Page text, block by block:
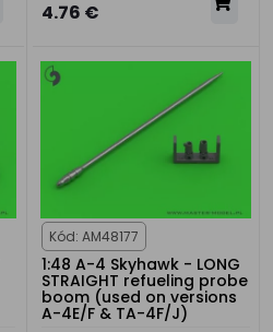
4.76 €
Kód: AM48177
1:48 A-4 Skyhawk - LONG
STRAIGHT refueling probe
boom (used on versions
A-4E/F & TA-4F/J)